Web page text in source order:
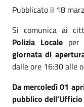
Pubblicato il 18
Si comunica ai
Polizia Localeper
giornata di
dalle ore 16:30 alle
Da mercoledì 01
pubblico